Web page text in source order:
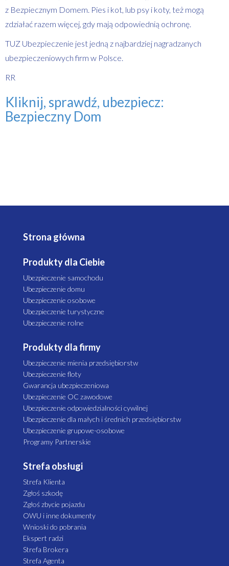
z Bezpiecznym Domem. Pies i kot, lub psy i koty, też mogą
zdziałać razem więcej, gdy mają odpowiednią ochronę.
TUZ Ubezpieczenie jest jedną z najbardziej nagradzanych
ubezpieczeniowych firm w Polsce.
RR
Kliknij, sprawdź, ubezpiecz:
Bezpieczny Dom
Strona główna
Produkty dla Ciebie
Ubezpieczenie samochodu
Ubezpieczenie domu
Ubezpieczenie osobowe
Ubezpieczenie turystyczne
Ubezpieczenie rolne
Produkty dla firmy
Ubezpieczenie mienia przedsiębiorstw
Ubezpieczenie floty
Gwarancja ubezpieczeniowa
Ubezpieczenie OC zawodowe
Ubezpieczenie odpowiedzialności cywilnej
Ubezpieczenie dla małych i średnich przedsiębiorstw
Ubezpieczenie grupowe-osobowe
Programy Partnerskie
Strefa obsługi
Strefa Klienta
Zgłoś szkodę
Zgłoś zbycie pojazdu
OWU i inne dokumenty
Wnioski do pobrania
Ekspert radzi
Strefa Brokera
Strefa Agenta